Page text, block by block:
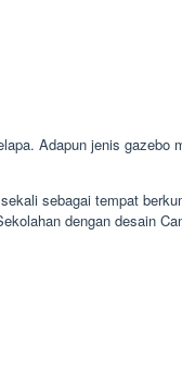
Adapun jenis
sebagai tempat
dengan desain